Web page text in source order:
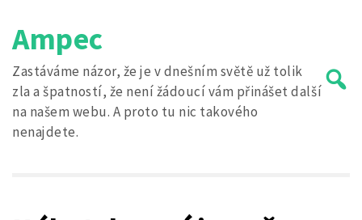
to
content
Ampec
Zastáváme názor, že je v dnešním světě už tolik
zla a špatností, že není žádoucí vám přinášet další
na našem webu. A proto tu nic takového
nenajdete.